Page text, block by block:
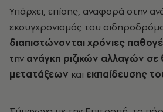
Υπάρχει, επίσης, αναφορά στην
εκσυγχρονισμός του
διαπιστώνονται χρόνιες
την ανάγκη ριζικών αλλαγών σε
μετατάξεων και εκπαίδευσης